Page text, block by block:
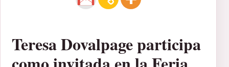
Teresa Dovalpage participa